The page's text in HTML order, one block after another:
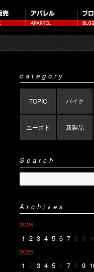
category
TOPIC バイク
ユーズド 新製品
Search
Archives
2026
1 2 3 4 5 6 7 8 9
2025
1 2 3 4 5 6 7 8 9